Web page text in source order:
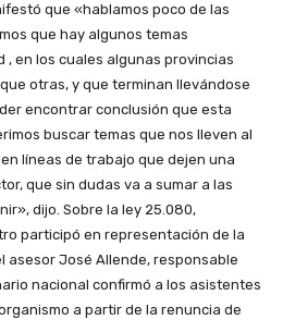
que «hablamos poco de las
que hay algunos temas
en los cuales algunas provincias
otras, y que terminan llevándose
encontrar conclusión que esta
buscar temas que nos lleven al
líneas de trabajo que dejen una
que sin dudas va a sumar a las
dijo. Sobre la ley 25.080,
participó en representación de la
asesor José Allende, responsable
nacional confirmó a los asistentes
a partir de la renuncia de